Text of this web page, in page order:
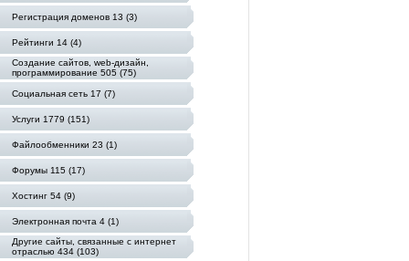
Регистрация доменов 13 (3)
Рейтинги 14 (4)
Создание сайтов, web-дизайн,
программирование 505 (75)
Социальная сеть 17 (7)
Услуги 1779 (151)
Файлообменники 23 (1)
Форумы 115 (17)
Хостинг 54 (9)
Электронная почта 4 (1)
Другие сайты, связанные с интернет
отраслью 434 (103)